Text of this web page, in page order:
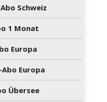
Schweiz
1 Monat
Europa
Europa
Übersee